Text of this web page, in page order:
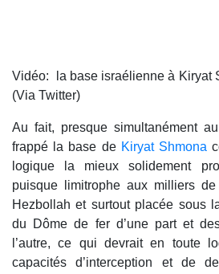
Vidéo: la base israélienne à Kiryat
(Via Twitter)
Au fait, presque simultanément
frappé la base de Kiryat Shmona
logique la mieux solidement
puisque limitrophe aux milliers
Hezbollah et surtout placée sous
du Dôme de fer d’une part et
l’autre, ce qui devrait en toute
capacités d’interception et de